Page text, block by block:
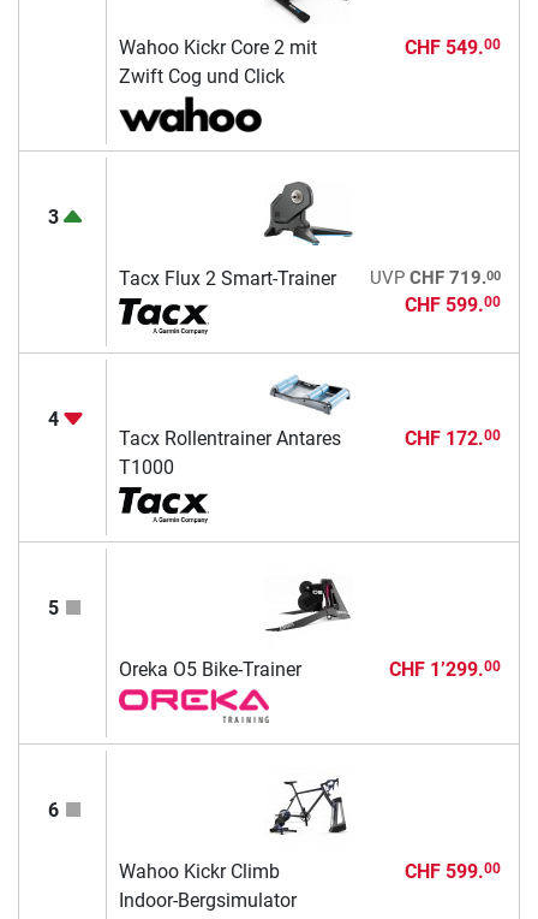
Wahoo Kickr Core 2 mit
Zwift Cog und Click
CHF 549.00
3
Tacx Flux 2 Smart-Trainer UVP CHF 719.00
CHF 599.00
4
Tacx Rollentrainer Antares
T1000
CHF 172.00
5
Oreka O5 Bike-Trainer CHF 1’299.00
6
Wahoo Kickr Climb
Indoor-Bergsimulator
CHF 599.00